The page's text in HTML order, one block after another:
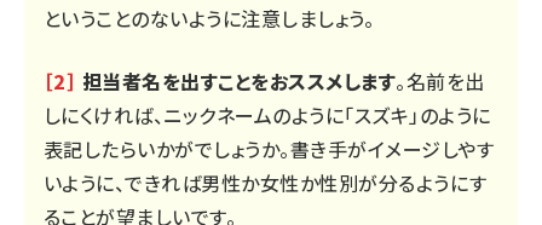
ということのないように注意しましょう。
［2］ 担当者名を出すことをおススメします。名前を出
しにくければ、ニックネームのように「スズキ」のように
表記したらいかがでしょうか。書き手がイメージしやす
いように、できれば男性か女性か性別が分るようにす
ることが望ましいです。